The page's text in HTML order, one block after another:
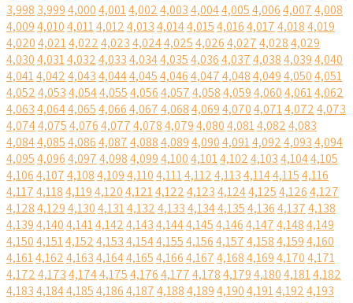
3,998 3,9994,0004,0014,0024,0034,0044,0054,0064,0074,008
4,0094,0104,0114,0124,0134,0144,0154,0164,0174,0184,019
4,0204,0214,0224,0234,0244,0254,0264,0274,0284,029
4,0304,0314,0324,0334,0344,0354,0364,0374,0384,0394,040
4,0414,0424,0434,0444,0454,0464,0474,0484,0494,0504,051
4,0524,0534,0544,0554,0564,0574,0584,0594,0604,0614,062
4,0634,0644,0654,0664,0674,0684,0694,0704,0714,0724,073
4,0744,0754,0764,0774,0784,0794,0804,0814,0824,083
4,0844,0854,0864,0874,0884,0894,0904,0914,0924,0934,094
4,0954,0964,0974,0984,0994,1004,1014,1024,1034,1044,105
4,1064,1074,1084,1094,1104,1114,1124,1134,1144,1154,116
4,1174,1184,1194,1204,1214,1224,1234,1244,1254,1264,127
4,1284,1294,1304,1314,1324,1334,1344,1354,1364,1374,138
4,1394,1404,1414,1424,1434,1444,1454,1464,1474,1484,149
4,1504,1514,1524,1534,1544,1554,1564,1574,1584,1594,160
4,1614,1624,1634,1644,1654,1664,1674,1684,1694,1704,171
4,1724,1734,1744,1754,1764,1774,1784,1794,1804,1814,182
4,1834,1844,1854,1864,1874,1884,1894,1904,1914,1924,193